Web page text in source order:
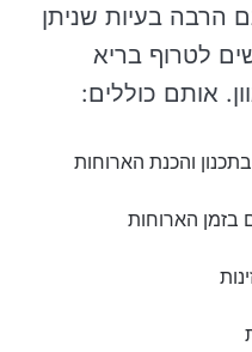
הרבה בעיות שניתן
לטרוף בריא
אותם כוללים:
והכנת הארוחות
בזמן הארוחות